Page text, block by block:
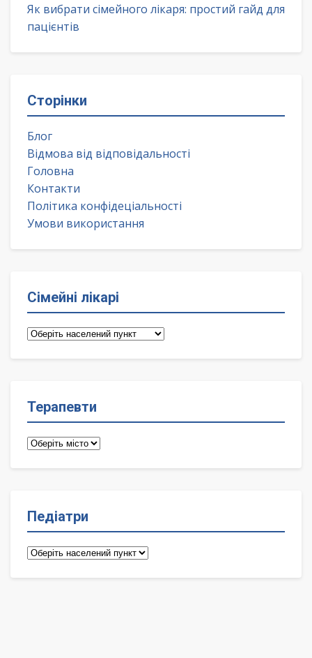
Як вибрати сімейного лікаря: простий гайд для
пацієнтів
Сторінки
Блог
Відмова від відповідальності
Головна
Контакти
Політика конфідеціальності
Умови використання
Сімейні лікарі
Сімейні
Терапевти
Терапевти
Педіатри
Педіатри